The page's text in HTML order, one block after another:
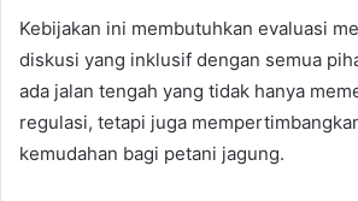
Kebijakan ini membutuhkan evaluasi
diskusi yang inklusif dengan semua
ada jalan tengah yang tidak hanya
regulasi, tetapi juga
kemudahan bagi petani jagung.